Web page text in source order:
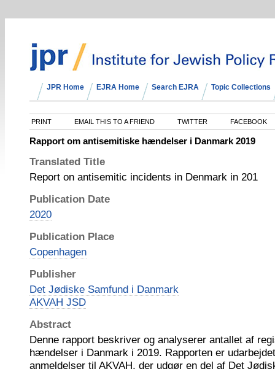
JPR Home EJRA Home Search EJRA Topic Collections
PRINT EMAIL THIS TO A FRIEND TWITTER FACEBOOK
Rapport om antisemitiske hændelser i Danmark 2019
Translated Title
Report on antisemitic incidents in Denmark in 201
Publication Date
2020
Publication Place
Copenhagen
Publisher
Det Jødiske Samfund i Danmark
AKVAH JSD
Abstract
Denne rapport beskriver og analyserer antallet af
hændelser i Danmark i 2019. Rapporten er
anmeldelser til AKVAH, der udgør en del af Det